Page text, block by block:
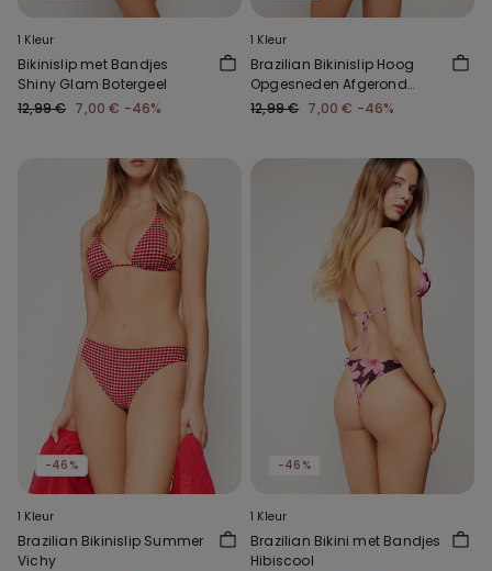
1 Kleur
Bikinislip met Bandjes
Shiny Glam Botergeel
12,99 € 7,00 € -46%
1 Kleur
Brazilian Bikinislip Hoog
Opgesneden Afgerond
Shiny Botergeel
12,99 € 7,00 € -46%
-46%
1 Kleur
Brazilian Bikinislip Summer
Vichy
-46%
1 Kleur
Brazilian Bikini met Bandjes
Hibiscool